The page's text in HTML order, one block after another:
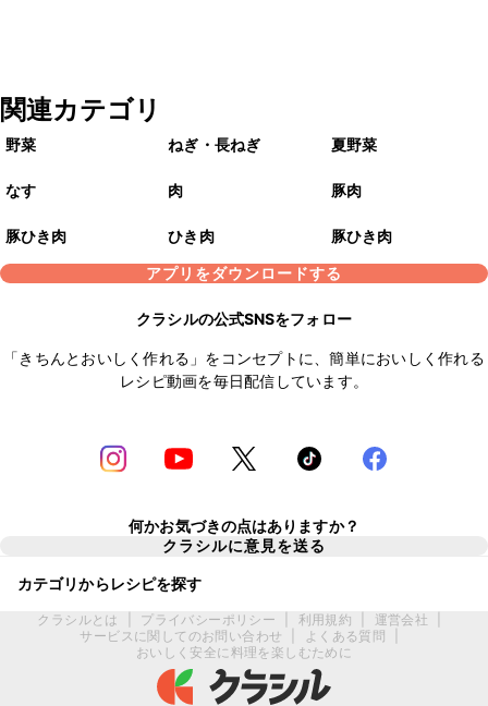
関連カテゴリ
野菜 ねぎ・長ねぎ 夏野菜
なす 肉 豚肉
豚ひき肉 ひき肉
豚ひき肉
アプリをダウンロードする
クラシルの公式SNSをフォロー
「きちんとおいしく作れる」をコンセプトに、簡単においしく作れる
レシピ動画を毎日配信しています。
何かお気づきの点はありますか？
クラシルに意見を送る
カテゴリからレシピを探す
クラシルとは プライバシーポリシー 利用規約 運営会社
サービスに関してのお問い合わせ
よくある質問
おいしく安全に料理を楽しむために